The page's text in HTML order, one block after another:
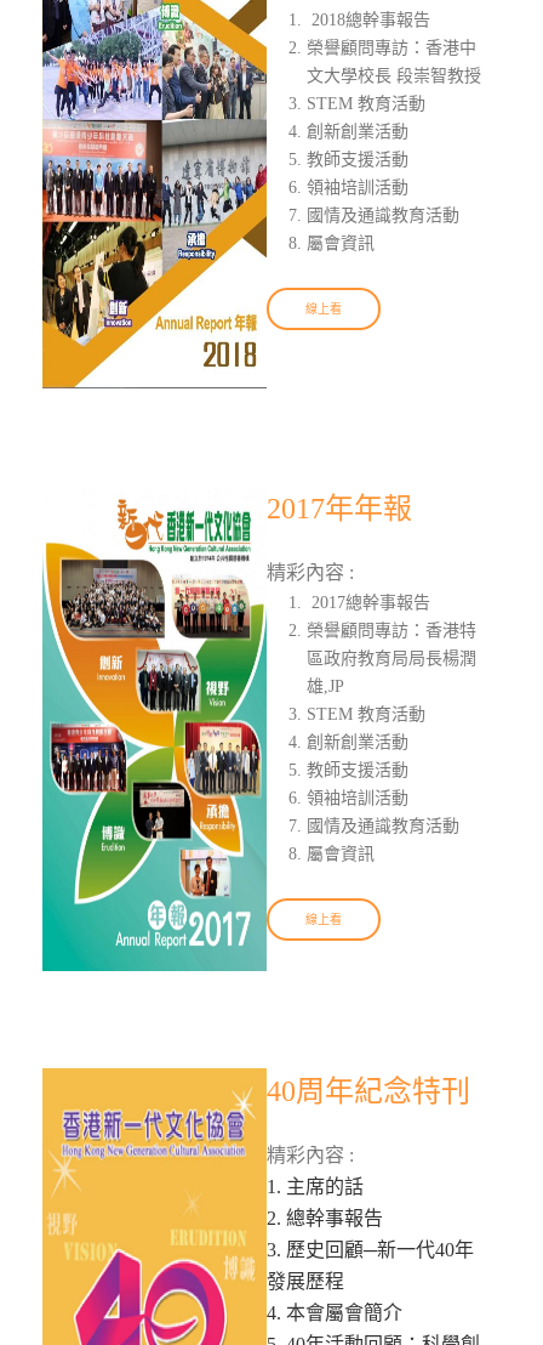
2018總幹事報告
榮譽顧問專訪：香港中
文大學校長 段崇智教授
STEM 教育活動
創新創業活動
教師支援活動
領袖培訓活動
國情及通識教育活動
屬會資訊
線上看
2017年年報
精彩內容 :
2017總幹事報告
榮譽顧問專訪：香港特
區政府教育局局長楊潤
雄,JP
STEM 教育活動
創新創業活動
教師支援活動
領袖培訓活動
國情及通識教育活動
屬會資訊
線上看
40周年紀念特刊
精彩內容 :
1. 主席的話
2. 總幹事報告
3. 歷史回顧─新一代40年
發展歷程
4. 本會屬會簡介